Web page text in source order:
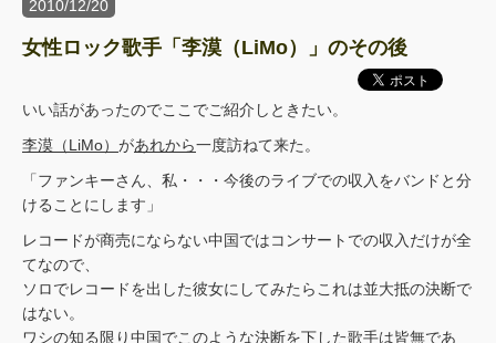
2010/12/20
女性ロック歌手「李漠（LiMo）」のその後
いい話があったのでここでご紹介しときたい。
李漠（LiMo） があれから一度訪ねて来た。
「ファンキーさん、私・・・今後のライブでの収入をバンドと分
けることにします」
レコードが商売にならない中国ではコンサートでの収入だけが全
てなので、
ソロでレコードを出した彼女にしてみたらこれは並大抵の決断で
はない。
ワシの知る限り中国でこのような決断を下した歌手は皆無であ